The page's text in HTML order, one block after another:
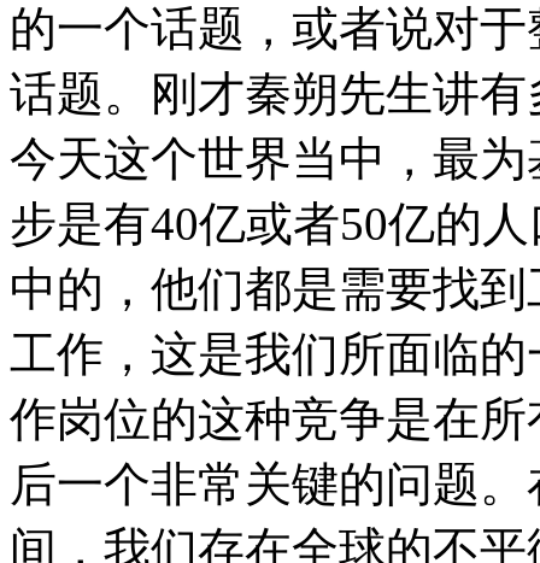
的一个话题，或者说对
话题。刚才秦朔先生讲
今天这个世界当中，最
步是有40亿或者50亿的
中的，他们都是需要找
工作，这是我们所面临
作岗位的这种竞争是在
后一个非常关键的问题
间，我们存在全球的不